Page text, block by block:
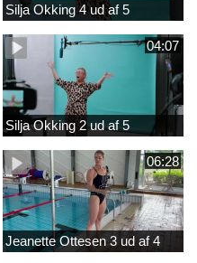
Silja Okking 4 ud af 5
04:07
Silja Okking 2 ud af 5
06:28
Jeanette Ottesen 3 ud af 4